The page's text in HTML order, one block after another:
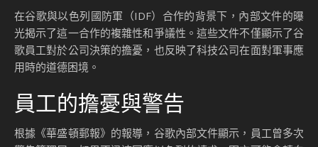
在谷歌與以色列國防軍（IDF）合作的背景下，內部文件的曝
光揭示了這一合作的複雜性和爭議性。這些文件不僅顯示了谷
歌員工對於公司決策的擔憂，也反映了科技公司在面對軍事應
用時的道德困境。
員工的擔憂與警告
根據《華盛頓郵報》的報導，谷歌內部文件顯示，員工曾多次